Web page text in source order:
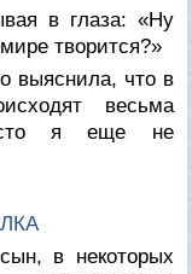
в глаза: «Ну
творится?»
выяснила, что в
весьма
я еще не
в некоторых